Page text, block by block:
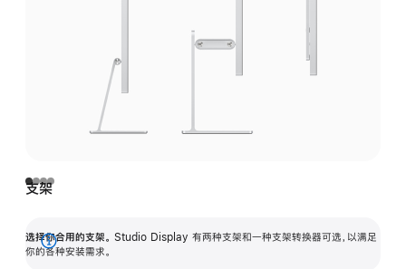
支架
选择你合用的支架。 Studio Display 有两种支架和一种支架转换器可选，以满足
你的各种安装需求。
展